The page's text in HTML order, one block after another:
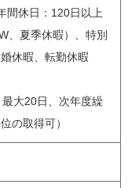
間休日：120日以上
、夏季休暇）、特別
休暇、転勤休暇
大20日、次年度繰
の取得可）